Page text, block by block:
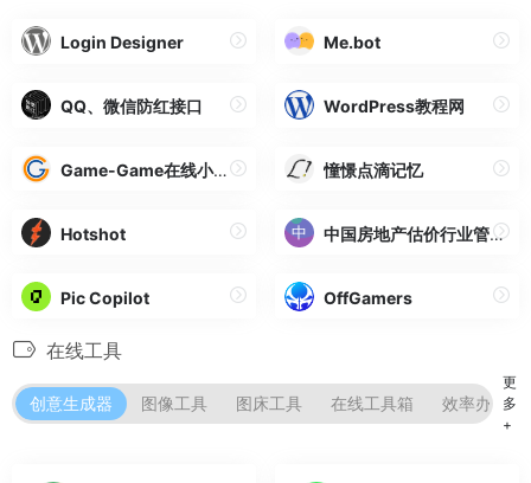
Login Designer Me.bot
QQ、微信防红接口 WordPress教程网
Game-Game在线小游戏 憧憬点滴记忆
Hotshot 中国房地产估价行业管理信息平台
Pic Copilot OffGamers
在线工具
创意生成器 图像工具 图床工具 在线工具箱 效率办公
更
多
+